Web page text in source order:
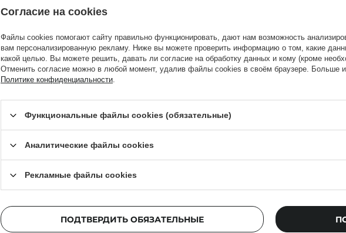
1
Beauty of Joseon - Revive Eye Serum -
Ginseng + Retinal - Антивозрастная
COSRX -
Ceramide Cream
Согласие на cookies
Файлы cookies помогают сайту правильно функционировать, дают нам возможность
вам персонализированную рекламу. Ниже вы можете проверить информацию о том, какие
какой целью. Вы можете решить, давать ли согласие на обработку данных и кому (кроме
Отменить согласие можно в любой момент, удалив файлы cookies в своём браузере. Больше
Политике конфиденциальности.
Функциональные файлы cookies (обязательные)
Аналитические файлы cookies
Рекламные файлы cookies
ПОДТВЕРДИТЬ ОБЯЗАТЕЛЬНЫЕ